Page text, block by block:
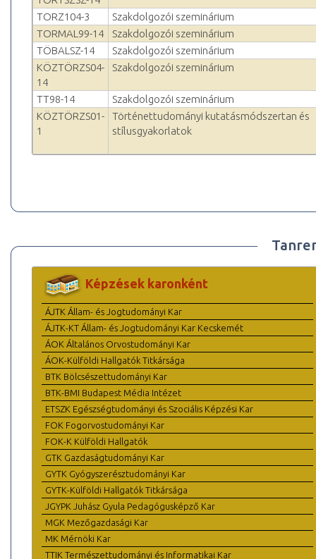
TORZ104-3
Szakdolgozói szeminárium
TORMAL99-14
Szakdolgozói szeminárium
TÖBALSZ-14
Szakdolgozói szeminárium
KÖZTÖRZS04-
14
Szakdolgozói szeminárium
TT98-14
Szakdolgozói szeminárium
KÖZTÖRZS01-
1
Történettudományi kutatásmódszertan és
stílusgyakorlatok
Képzések karonként
ÁJTK Állam- és Jogtudományi Kar
ÁJTK-KT Állam- és Jogtudományi Kar Kecskemét
ÁOK Általános Orvostudományi Kar
ÁOK-Külföldi Hallgatók Titkársága
BTK Bölcsészettudományi Kar
BTK-BMI Budapest Média Intézet
ETSZK Egészségtudományi és Szociális Képzési Kar
FOK Fogorvostudományi Kar
FOK-K Külföldi Hallgatók
GTK Gazdaságtudományi Kar
GYTK Gyógyszerésztudományi Kar
GYTK-Külföldi Hallgatók Titkársága
JGYPK Juhász Gyula Pedagógusképző Kar
MGK Mezőgazdasági Kar
MK Mérnöki Kar
TTIK Természettudományi és Informatikai Kar